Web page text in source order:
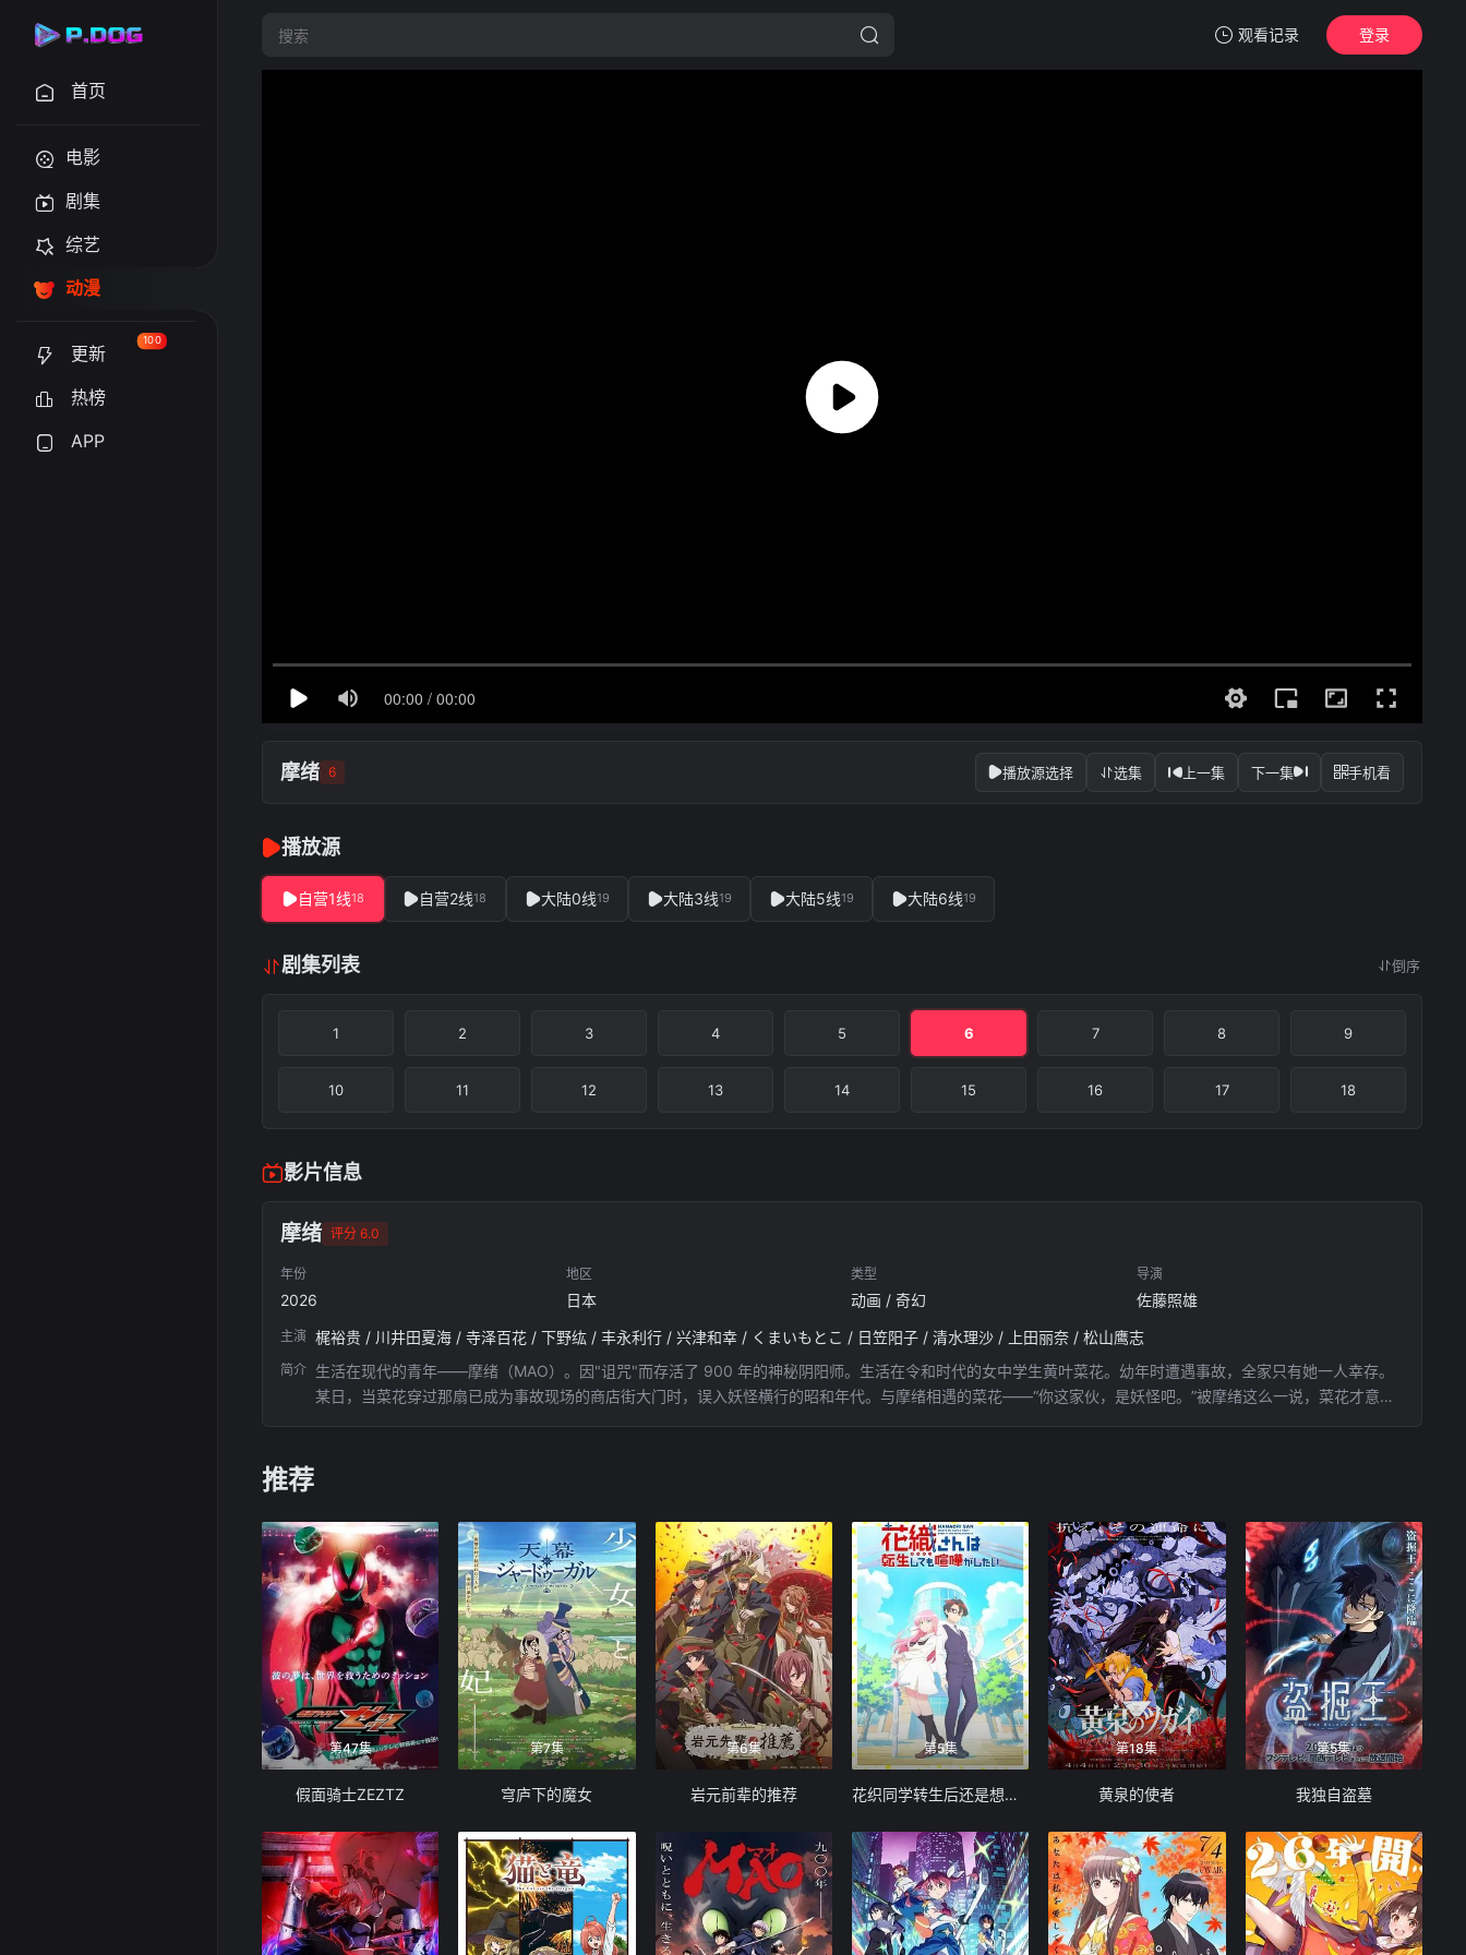
观看记录 登录
首页
电影
剧集
综艺
动漫
更新
100
热榜
APP
摩绪 6 播放源选择 选集 上一集 下一集 手机看
播放源
自营1线18 自营2线18 大陆0线19 大陆3线19 大陆5线19 大陆6线19
剧集列表 倒序
1 2 3 4 5 6 7 8 9
10 11 12 13 14 15 16 17 18
影片信息
摩绪 评分 6.0
年份
2026
地区
日本
类型
动画 / 奇幻
导演
佐藤照雄
主演 梶裕贵 / 川井田夏海 / 寺泽百花 / 下野纮 / 丰永利行 / 兴津和幸 / くまいもとこ / 日笠阳子 / 清水理沙 / 上田丽奈 / 松山鹰志
简介 生活在现代的青年——摩绪（MAO）。因"诅咒"而存活了 900 年的神秘阴阳师。生活在令和时代的女中学生黄叶菜花。幼年时遭遇事故，全家只有她一人幸存。
某日，当菜花穿过那扇已成为事故现场的商店街大门时，误入妖怪横行的昭和年代。与摩绪相遇的菜花——“你这家伙，是妖怪吧。”被摩绪这么一说，菜花才意识
推荐
第47集
假面骑士ZEZTZ
第7集
穹庐下的魔女
第6集
岩元前辈的推荐
第5集
花织同学转生后还是想干架
第18集
黄泉的使者
第5集
我独自盗墓